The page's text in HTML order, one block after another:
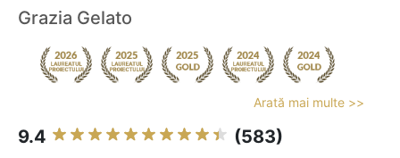
Grazia Gelato
Arată mai multe >>
9.4 (583)